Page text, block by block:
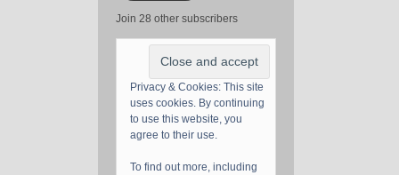
Join 28 other subscribers
Privacy & Cookies: This site
uses cookies. By continuing
to use this website, you
agree to their use.
To find out more, including